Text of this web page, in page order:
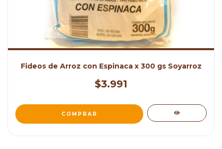
Fideos de Arroz con Espinaca x 300 gs Soyarroz
$3.991